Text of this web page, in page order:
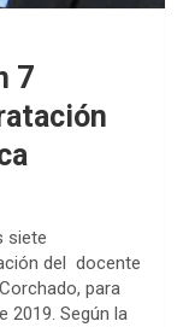
7
siete
del docente
para
2019. Según la